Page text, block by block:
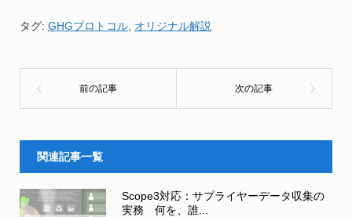
タグ: GHGプロトコル, オリジナル解説
関連記事一覧
Scope3対応：サプライヤーデータ収集の
実務 何を、誰...